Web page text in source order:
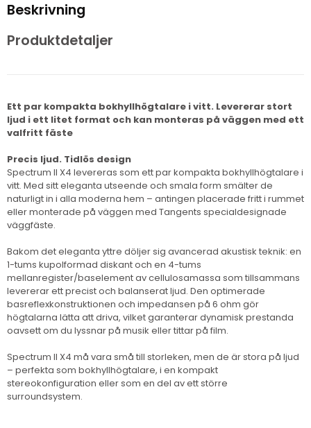
Beskrivning
Produktdetaljer
Ett par kompakta bokhyllhögtalare i vitt. Levererar stort
ljud i ett litet format och kan monteras på väggen med ett
valfritt fäste
Precis ljud. Tidlös design
Spectrum II X4 levereras som ett par kompakta bokhyllhögtalare i
vitt. Med sitt eleganta utseende och smala form smälter de
naturligt in i alla moderna hem – antingen placerade fritt i rummet
eller monterade på väggen med Tangents specialdesignade
väggfäste.
Bakom det eleganta yttre döljer sig avancerad akustisk teknik: en
1-tums kupolformad diskant och en 4-tums
mellanregister/baselement av cellulosamassa som tillsammans
levererar ett precist och balanserat ljud. Den optimerade
basreflexkonstruktionen och impedansen på 6 ohm gör
högtalarna lätta att driva, vilket garanterar dynamisk prestanda
oavsett om du lyssnar på musik eller tittar på film.
Spectrum II X4 må vara små till storleken, men de är stora på ljud
– perfekta som bokhyllhögtalare, i en kompakt
stereokonfiguration eller som en del av ett större
surroundsystem.